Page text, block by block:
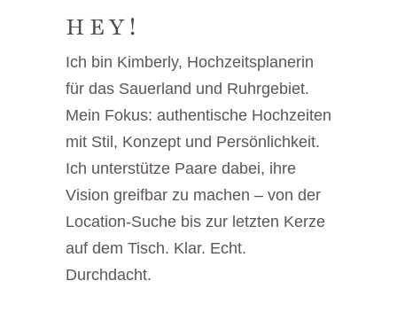
HEY!
Ich bin Kimberly, Hochzeitsplanerin
für das Sauerland und Ruhrgebiet.
Mein Fokus: authentische Hochzeiten
mit Stil, Konzept und Persönlichkeit.
Ich unterstütze Paare dabei, ihre
Vision greifbar zu machen – von der
Location-Suche bis zur letzten Kerze
auf dem Tisch. Klar. Echt.
Durchdacht.